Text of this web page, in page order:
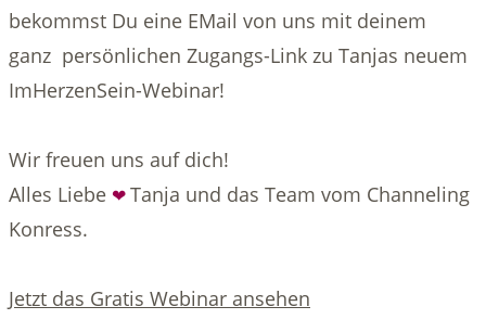
bekommst Du eine EMail von uns mit deinem
ganz persönlichen Zugangs-Link zu Tanjas neuem
ImHerzenSein-Webinar!
Wir freuen uns auf dich!
Alles Liebe ❤Tanja und das Team vom Channeling
Konress.
Jetzt das Gratis Webinar ansehen